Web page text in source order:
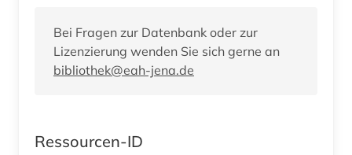
Bei Fragen zur Datenbank oder zur
Lizenzierung wenden Sie sich gerne an
bibliothek@eah-jena.de
Ressourcen-ID